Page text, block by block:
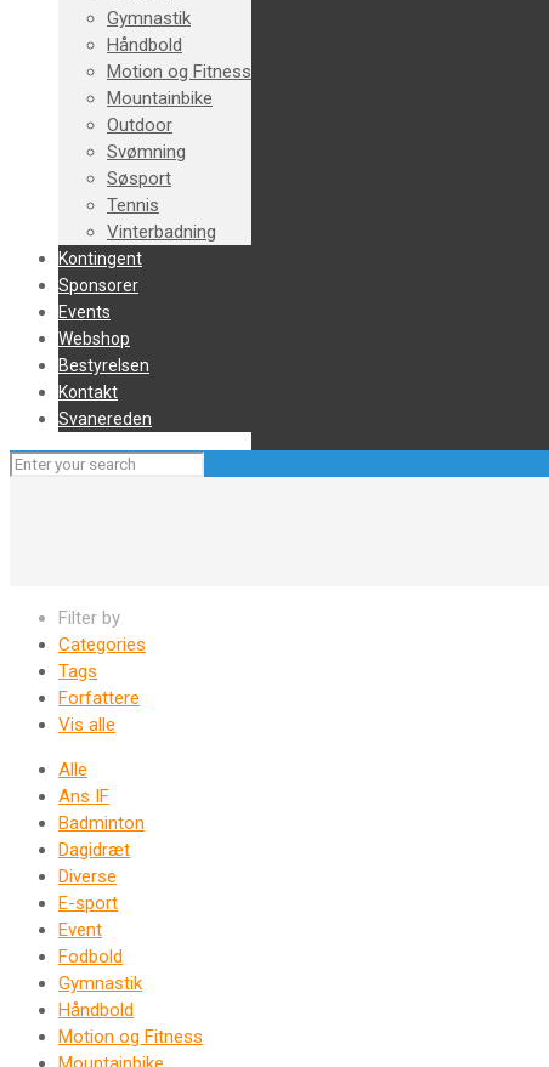
Gymnastik
Håndbold
Motion og Fitness
Mountainbike
Outdoor
Svømning
Søsport
Tennis
Vinterbadning
Kontingent
Sponsorer
Events
Webshop
Bestyrelsen
Kontakt
Svanereden
Filter by
Categories
Tags
Forfattere
Vis alle
Alle
Ans IF
Badminton
Dagidræt
Diverse
E-sport
Event
Fodbold
Gymnastik
Håndbold
Motion og Fitness